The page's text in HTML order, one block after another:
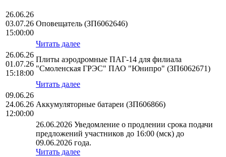
26.06.26
03.07.26
15:00:00
Оповещатель (ЗП6062646)
Читать далее
26.06.26
01.07.26
15:18:00
Плиты аэродромные ПАГ-14 для филиала
"Смоленская ГРЭС" ПАО "Юнипро" (ЗП6062671)
Читать далее
09.06.26
24.06.26
12:00:00
Аккумуляторные батареи (ЗП606866)
26.06.2026 Уведомление о продлении срока подачи
предложений участников до 16:00 (мск) до
09.06.2026 года.
Читать далее